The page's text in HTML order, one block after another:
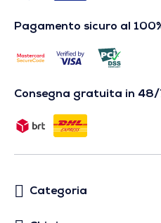
Pagamento sicuro al
Consegna gratuita in
Categoria